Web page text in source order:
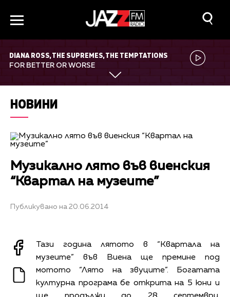
DIANA ROSS, THE SUPREMES, THE TEMPTATIONS
FOR BETTER OR WORSE
НОВИНИ
Музикално лято във виенския
“Квартал на музеите”
Публикувано на 20.06.2014
Тази година лятото в “Квартала на
музеите” във Виена ще премине под
мотото “Лято на звуците”. Богатата
културна програма бе открита на 5 юни и